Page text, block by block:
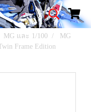
MG และ 1/100
MG
Frame Edition